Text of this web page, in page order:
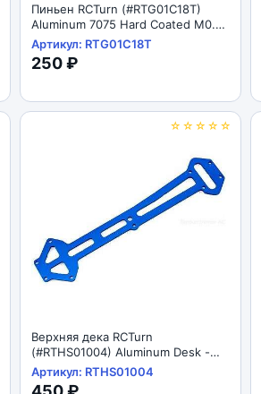
Пиньен RCTurn (#RTG01C18T)
Aluminum 7075 Hard Coated M0.6
Motor Pinions Gear - Ti Gold
Артикул: RTG01C18T
250 ₽
☆☆☆☆☆
Верхняя дека RCTurn
(#RTHS01004) Aluminum Desk -
Silver For HSP 94111
(94107/94111/94170)
Артикул: RTHS01004